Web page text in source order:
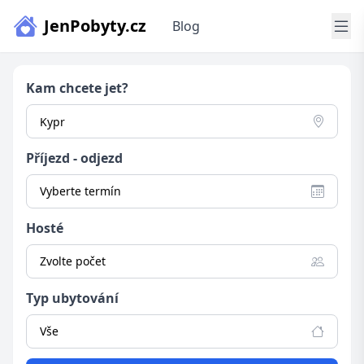
JenPobyty.cz Blog
Kam chcete jet?
Příjezd - odjezd
Vyberte termín
Hosté
Zvolte počet
Typ ubytování
Vše